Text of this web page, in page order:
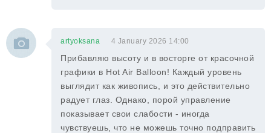
artyoksana 4 January 2026 14:00
Прибавляю высоту и в восторге от красочной
графики в Hot Air Balloon! Каждый уровень
выглядит как живопись, и это действительно
радует глаз. Однако, порой управление
показывает свои слабости - иногда
чувствуешь, что не можешь точно подправить